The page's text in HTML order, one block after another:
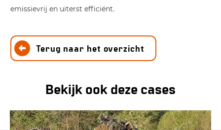
emissievrij en uiterst efficiënt.
Terug naar het overzicht
Bekijk ook deze cases